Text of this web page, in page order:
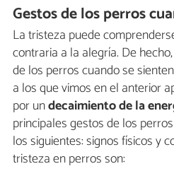
Gestos de los perros
La tristeza puede
contraria a la alegría. De
de los perros cuando se
a los que vimos en el anterior
por undecaimiento de la
principales gestos de los
los siguientes: signos físicos y
tristeza en perros son: